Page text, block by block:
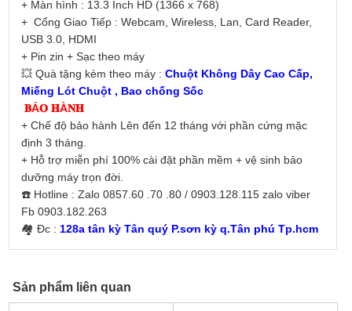
+ Màn hình : 13.3 Inch HD (1366 x 768)
+ Cổng Giao Tiếp : Webcam, Wireless, Lan, Card Reader,
USB 3.0, HDMI
+ Pin zin + Sạc theo máy
💥 Quà tặng kèm theo máy : Chuột Không Dây Cao Cấp,
Miếng Lót Chuột , Bao chống Sốc
𝐁Ả𝐎 𝐇À𝐍𝐇
+ Chế độ bảo hành Lên đến 12 tháng với phần cứng mặc
định 3 tháng.
+ Hỗ trợ miễn phí 100% cài đặt phần mềm + vệ sinh bảo
dưỡng máy trọn đời.
☎️ Hotline : Zalo 0857.60 .70 .80 / 0903.128.115 zalo viber
Fb 0903.182.263
🏘 Đc : 128a tân kỳ Tân quý P.sơn kỳ q.Tân phú Tp.hcm
Sản phẩm liên quan